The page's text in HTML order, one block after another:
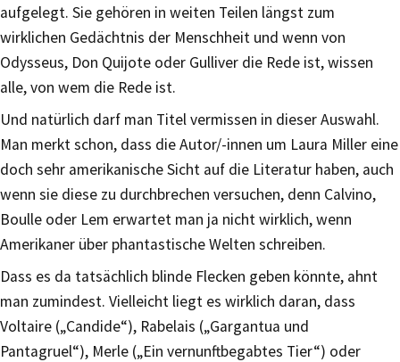
aufgelegt. Sie gehören in weiten Teilen längst zum
wirklichen Gedächtnis der Menschheit und wenn von
Odysseus, Don Quijote oder Gulliver die Rede ist, wissen
alle, von wem die Rede ist.
Und natürlich darf man Titel vermissen in dieser Auswahl.
Man merkt schon, dass die Autor/-innen um Laura Miller eine
doch sehr amerikanische Sicht auf die Literatur haben, auch
wenn sie diese zu durchbrechen versuchen, denn Calvino,
Boulle oder Lem erwartet man ja nicht wirklich, wenn
Amerikaner über phantastische Welten schreiben.
Dass es da tatsächlich blinde Flecken geben könnte, ahnt
man zumindest. Vielleicht liegt es wirklich daran, dass
Voltaire („Candide“), Rabelais („Gargantua und
Pantagruel“), Merle („Ein vernunftbegabtes Tier“) oder